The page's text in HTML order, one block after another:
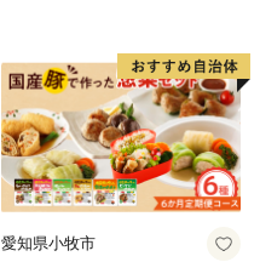
居酒屋 ねぎま ネギマ
愛知県小牧市